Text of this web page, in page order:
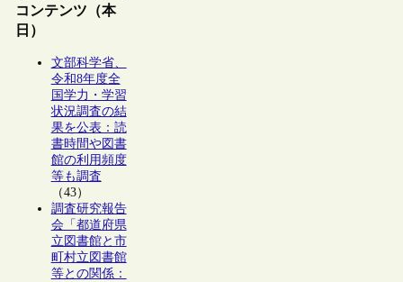
コンテンツ（本
日）
文部科学省、
令和8年度全
国学力・学習
状況調査の結
果を公表：読
書時間や図書
館の利用頻度
等も調査
（43）
調査研究報告
会「都道府県
立図書館と市
町村立図書館
等との関係：